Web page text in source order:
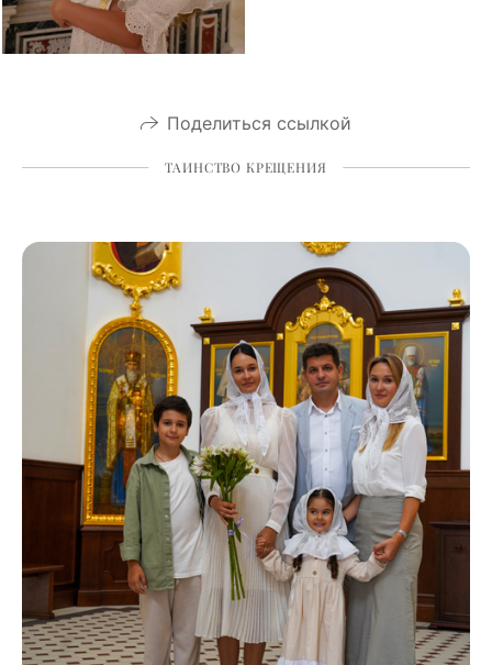
Поделиться ссылкой
ТАИНСТВО КРЕЩЕНИЯ